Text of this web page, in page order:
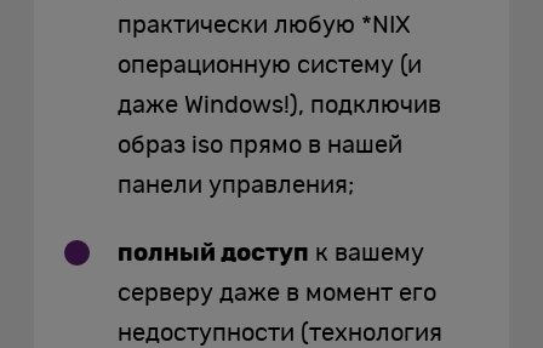
практически любую *NIX
операционную систему (и
даже Windows!), подключив
образ iso прямо в нашей
панели управления;
полный доступ к вашему
серверу даже в момент его
недоступности (технология